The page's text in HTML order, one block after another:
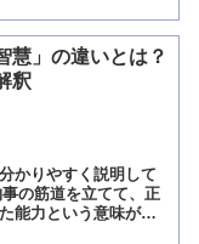
慧」の違いとは？
釈
かりやすく説明して
の筋道を立てて、正
能力という意味があ